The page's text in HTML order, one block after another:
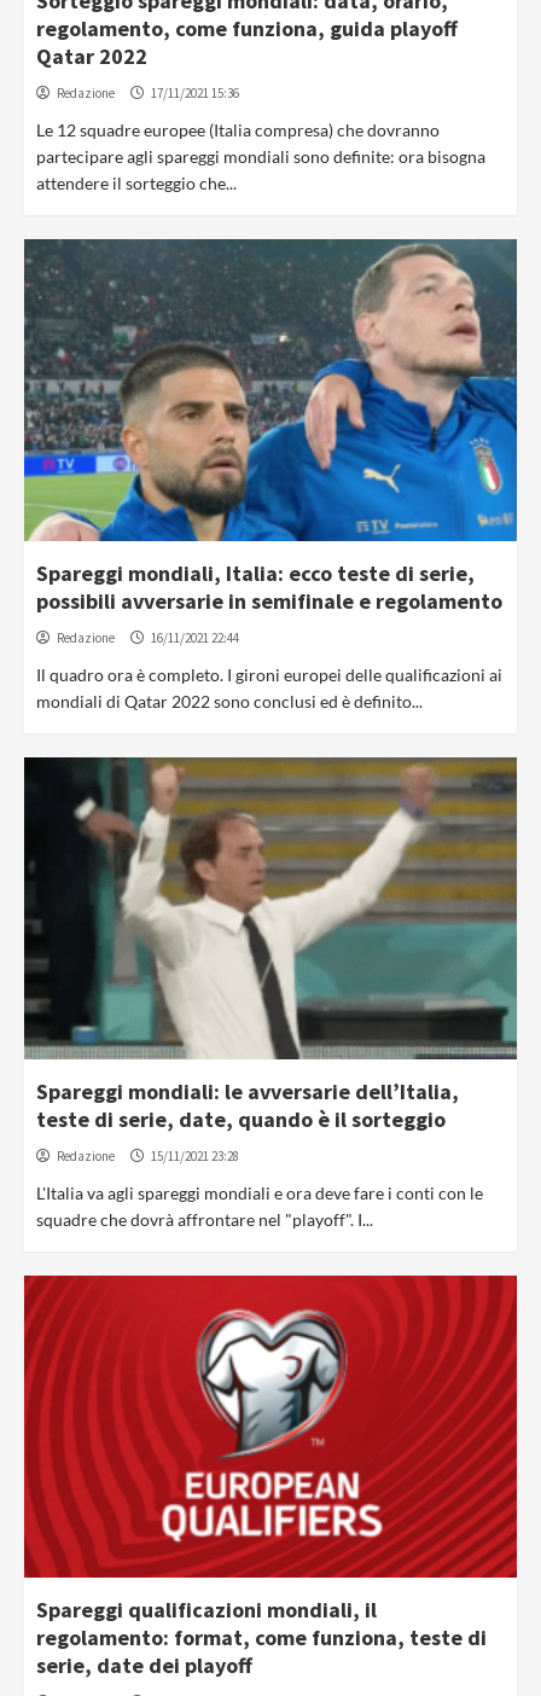
regolamento, come funziona, guida playoff
Qatar 2022
Redazione 17/11/2021 15:36
Le 12 squadre europee (Italia compresa) che dovranno
partecipare agli spareggi mondiali sono definite: ora bisogna
attendere il sorteggio che...
Spareggi mondiali, Italia: ecco teste di serie,
possibili avversarie in semifinale e regolamento
Redazione 16/11/2021 22:44
Il quadro ora è completo. I gironi europei delle qualificazioni ai
mondiali di Qatar 2022 sono conclusi ed è definito...
Spareggi mondiali: le avversarie dell’Italia,
teste di serie, date, quando è il sorteggio
Redazione 15/11/2021 23:28
L'Italia va agli spareggi mondiali e ora deve fare i conti con le
squadre che dovrà affrontare nel "playoff". I...
Spareggi qualificazioni mondiali, il
regolamento: format, come funziona, teste di
serie, date dei playoff